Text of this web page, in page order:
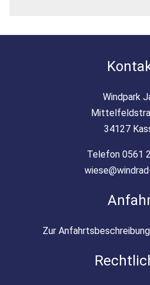
Windpark
34127
Telefon 0561
Zur